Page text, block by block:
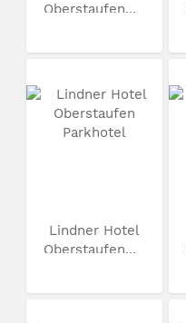
Oberstaufen...
Lindner Hotel
Oberstaufen...